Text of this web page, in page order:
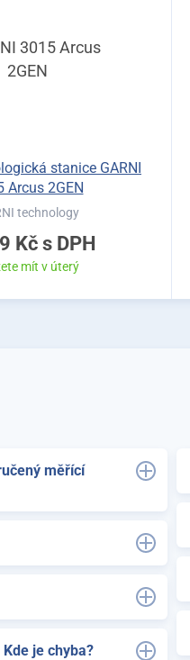
stanice GARNI
Arcus 2GEN
technology
Kč s DPH
mít v úterý
měřící
je chyba?